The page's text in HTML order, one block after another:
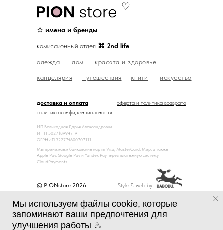
Мы используем файлы cookie, которые
запоминают ваши предпочтения для
улучшения работы ♨
♡
© PIONstore 2026
комиссионный отдел ⌘ 2nd life
доставка и оплата оферта и политика возврата
Style & web by
ИП Великодная Дарья Александровна
ИНН 502718994719
ОГРНИП 322774600707111
Мы принимаем банковские карты Visa, MasterCard, Мир, а также
Apple Pay, Google Pay и Yandex Pay через платёжную систему
CloudPayments.
политика конфиденциальности
☆ имена и бренды
одежда
красота и здоровье
канцелярия
дом
искусство
книги
путешествия